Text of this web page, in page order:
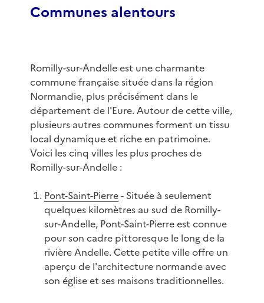
Communes alentours
Romilly-sur-Andelle est une charmante
commune française située dans la région
Normandie, plus précisément dans le
département de l'Eure. Autour de cette ville,
plusieurs autres communes forment un tissu
local dynamique et riche en patrimoine.
Voici les cinq villes les plus proches de
Romilly-sur-Andelle :
Pont-Saint-Pierre- Située à seulement
quelques kilomètres au sud de Romilly-
sur-Andelle, Pont-Saint-Pierre est connue
pour son cadre pittoresque le long de la
rivière Andelle. Cette petite ville offre un
aperçu de l'architecture normande avec
son église et ses maisons traditionnelles.